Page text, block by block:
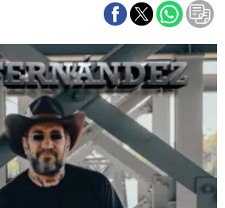
Economía y finanzas
Con el campo
Espacio empresas
Sociedad
Tecnología
Turismo
Salud